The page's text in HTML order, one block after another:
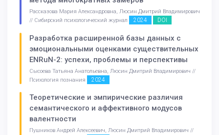
Рассказова Мария Александровна, Люсин Дмитрий Владимирович
// Сибирский психологический журнал
2024 DOI
Разработка расширенной базы данных с
эмоциональными оценками существительных
ENRuN-2: успехи, проблемы и перспективы
Сысоева Татьяна Анатольевна, Люсин Дмитрий Владимирович //
Психология познания
2024
Теоретические и эмпирические различия
семантического и аффективного модусов
валентности
Пушников Андрей Алексеевич, Люсин Дмитрий Владимирович //